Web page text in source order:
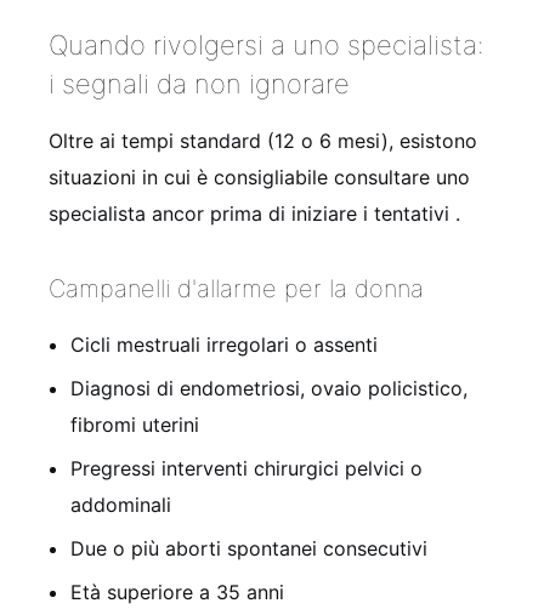
Quando rivolgersi a uno specialista:
i segnali da non ignorare
Oltre ai tempi standard (12 o 6 mesi), esistono
situazioni in cui è consigliabile consultare uno
specialista ancor prima di iniziare i tentativi .
Campanelli d'allarme per la donna
Cicli mestruali irregolari o assenti
Diagnosi di endometriosi, ovaio policistico,
fibromi uterini
Pregressi interventi chirurgici pelvici o
addominali
Due o più aborti spontanei consecutivi
Età superiore a 35 anni